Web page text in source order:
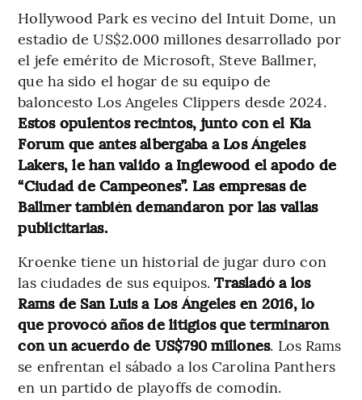
Hollywood Park es vecino del Intuit Dome, un
estadio de US$2.000 millones desarrollado por
el jefe emérito de Microsoft, Steve Ballmer,
que ha sido el hogar de su equipo de
baloncesto Los Angeles Clippers desde 2024.
Estos opulentos recintos, junto con el Kia
Forum que antes albergaba a Los Ángeles
Lakers, le han valido a Inglewood el apodo de
“Ciudad de Campeones”. Las empresas de
Ballmer también demandaron por las vallas
publicitarias.
Kroenke tiene un historial de jugar duro con
las ciudades de sus equipos.Trasladó a los
Rams de San Luis a Los Ángeles en 2016, lo
que provocó años de litigios que terminaron
con un acuerdo de US$790 millones. Los Rams
se enfrentan el sábado a los Carolina Panthers
en un partido de playoffs de comodín.